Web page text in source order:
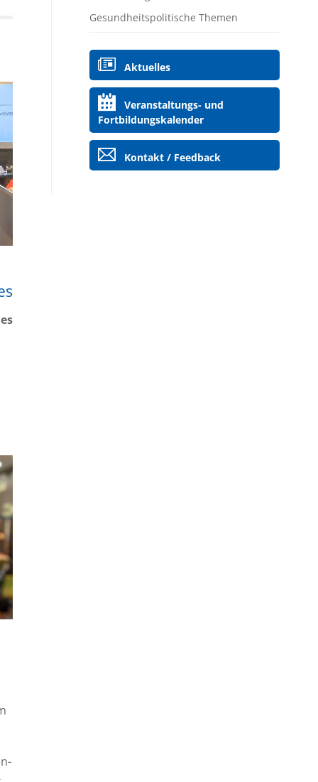
Gesundheitspolitische Themen
Navigation
überspringen
Aktuelles
Veranstaltungs- und
Fortbildungskalender
Kontakt / Feedback